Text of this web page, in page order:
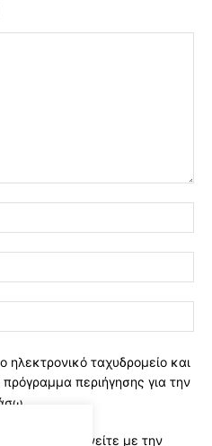
ταχυδρομείο και
περιήγησης για την
συμφωνείτε με την